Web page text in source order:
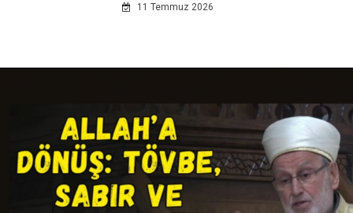
11 Temmuz 2026